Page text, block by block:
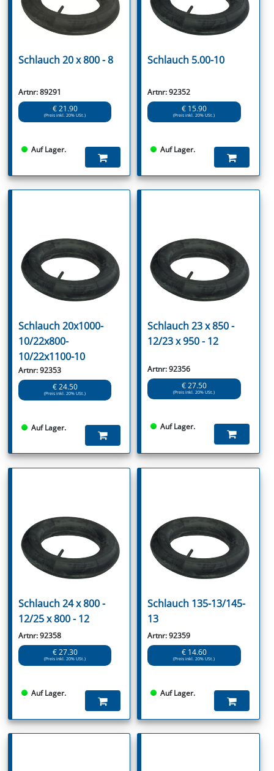
Schlauch 20 x 800 - 8
Artnr: 89291
€ 21.90
(Preis inkl. 20% USt.)
Auf Lager.
Schlauch 5.00-10
Artnr: 92352
€ 15.90
(Preis inkl. 20% USt.)
Auf Lager.
Schlauch 20x1000-
10/22x800-
10/22x1100-10
Artnr: 92353
€ 24.50
(Preis inkl. 20% USt.)
Auf Lager.
Schlauch 23 x 850 -
12/23 x 950 - 12
Artnr: 92356
€ 27.50
(Preis inkl. 20% USt.)
Auf Lager.
Schlauch 24 x 800 -
12/25 x 800 - 12
Artnr: 92358
€ 27.30
(Preis inkl. 20% USt.)
Auf Lager.
Schlauch 135-13/145-
13
Artnr: 92359
€ 14.60
(Preis inkl. 20% USt.)
Auf Lager.